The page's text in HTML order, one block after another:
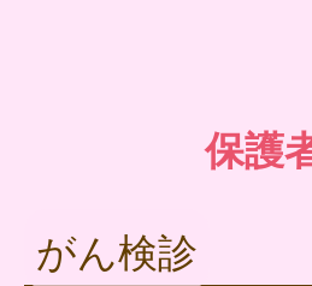
保護
がん検診